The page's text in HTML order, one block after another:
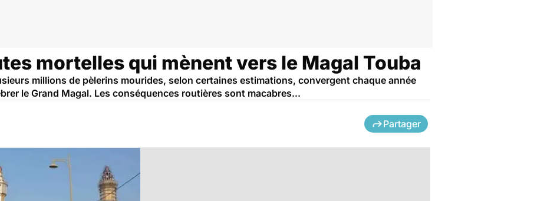
mortelles qui mènent vers le Magal Touba
millions de pèlerins mourides, selon certaines estimations, convergent chaque année
le Grand Magal. Les conséquences routières sont macabres...
Partager